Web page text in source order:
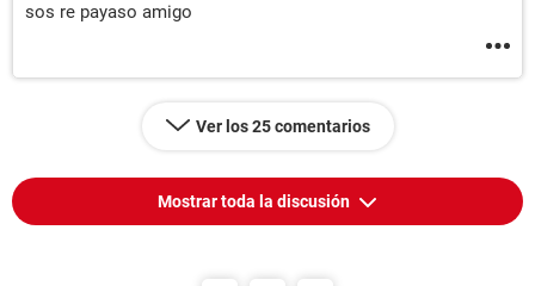
sos re payaso amigo
Ver los 25 comentarios
Mostrar toda la discusión